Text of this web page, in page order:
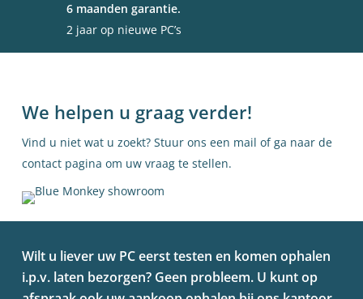
6 maanden garantie.
2 jaar op nieuwe PC’s
We helpen u graag verder!
Vind u niet wat u zoekt? Stuur ons een mail of ga naar de
contact pagina om uw vraag te stellen.
Wilt u liever uw PC eerst testen en komen ophalen
i.p.v. laten bezorgen? Geen probleem. U kunt op